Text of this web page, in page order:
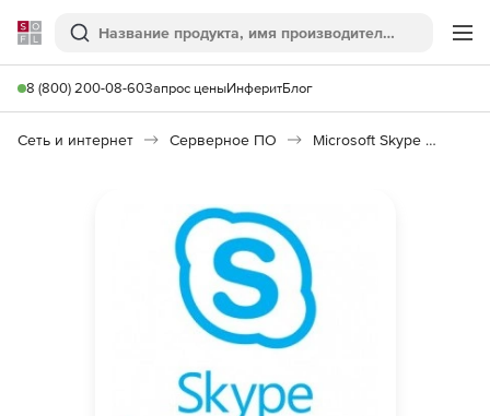
Softline
Поиск
8 (800) 200-08-60Запрос ценыИнферитБлог
Сеть и интернет Серверное ПО Microsoft Skype for Business Server